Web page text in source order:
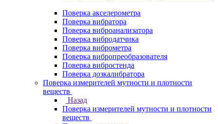
Поверка акселерометра
Поверка вибратора
Поверка виброанализатора
Поверка вибродатчика
Поверка виброметра
Поверка вибропреобразователя
Поверка вибростенда
Поверка дозкалибратора
Поверка измерителей мутности и плотности
веществ
Назад
Поверка измерителей мутности и плотности
веществ